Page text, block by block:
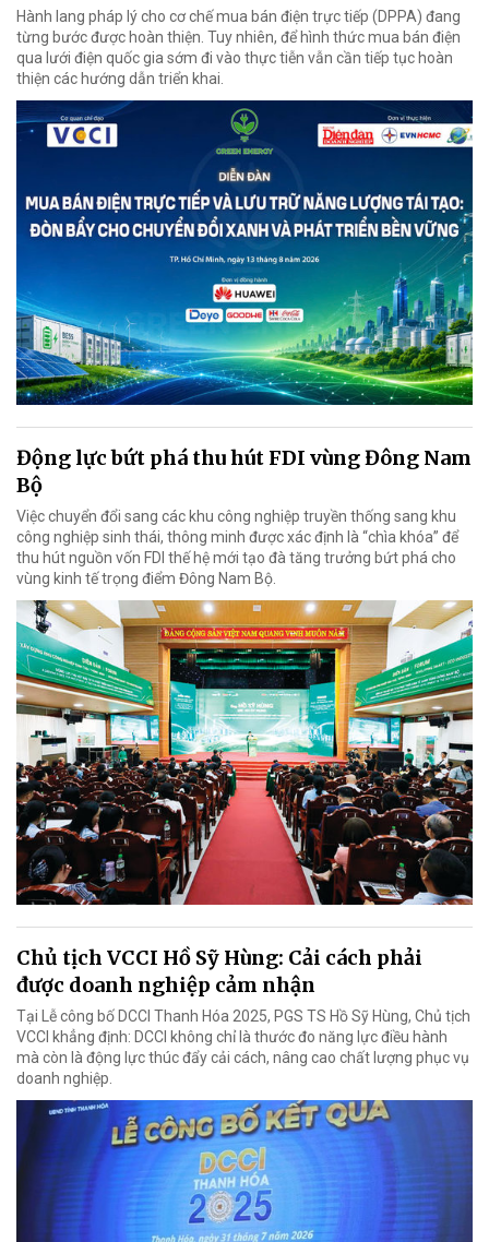
Hành lang pháp lý cho cơ chế mua bán điện trực tiếp (DPPA) đang
từng bước được hoàn thiện. Tuy nhiên, để hình thức mua bán điện
qua lưới điện quốc gia sớm đi vào thực tiễn vẫn cần tiếp tục hoàn
thiện các hướng dẫn triển khai.
Động lực bứt phá thu hút FDI vùng Đông Nam
Bộ
Việc chuyển đổi sang các khu công nghiệp truyền thống sang khu
công nghiệp sinh thái, thông minh được xác định là “chìa khóa” để
thu hút nguồn vốn FDI thế hệ mới tạo đà tăng trưởng bứt phá cho
vùng kinh tế trọng điểm Đông Nam Bộ.
Chủ tịch VCCI Hồ Sỹ Hùng: Cải cách phải
được doanh nghiệp cảm nhận
Tại Lễ công bố DCCI Thanh Hóa 2025, PGS TS Hồ Sỹ Hùng, Chủ tịch
VCCI khẳng định: DCCI không chỉ là thước đo năng lực điều hành
mà còn là động lực thúc đẩy cải cách, nâng cao chất lượng phục vụ
doanh nghiệp.